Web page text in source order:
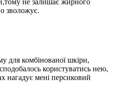
зміцнює волокна епідермісу,
робить шкіру щільною і
після етапів очищення і
засобу на шкіру, кінчиками
обличчю.
зволожує.
для комбінованої шкіри,
користуватись нею,
нагадує мені персиковий